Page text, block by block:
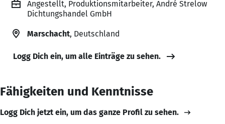
Angestellt, Produktionsmitarbeiter, André Strelow
Dichtungshandel GmbH
Marschacht, Deutschland
Logg Dich ein, um alle Einträge zu sehen.
Fähigkeiten und Kenntnisse
Logg Dich jetzt ein, um das ganze Profil zu sehen.